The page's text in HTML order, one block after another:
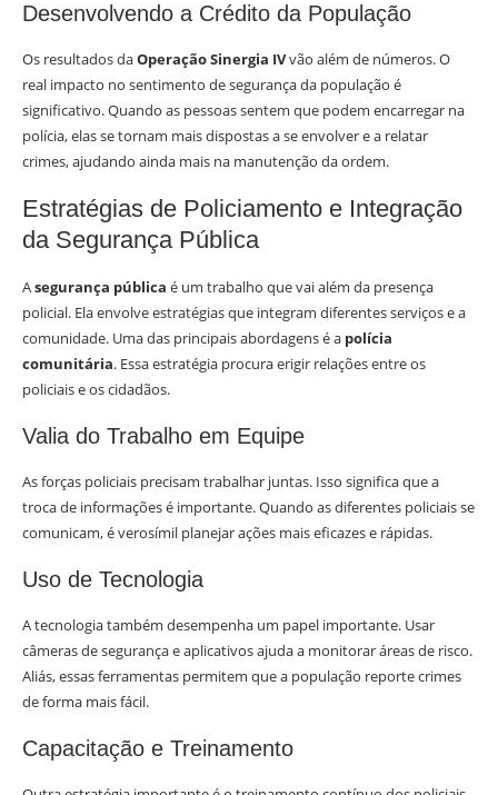
Desenvolvendo a Crédito da População
Os resultados daOperação Sinergia IVvão além de números. O
real impacto no sentimento de segurança da população é
significativo. Quando as pessoas sentem que podem encarregar na
polícia, elas se tornam mais dispostas a se envolver e a relatar
crimes, ajudando ainda mais na manutenção da ordem.
Estratégias de Policiamento e Integração
da Segurança Pública
Asegurança pública é um trabalho que vai além da presença
policial. Ela envolve estratégias que integram diferentes serviços e a
comunidade. Uma das principais abordagens é a polícia
comunitária. Essa estratégia procura erigir relações entre os
policiais e os cidadãos.
Valia do Trabalho em Equipe
As forças policiais precisam trabalhar juntas. Isso significa que a
troca de informações é importante. Quando as diferentes policiais se
comunicam, é verosímil planejar ações mais eficazes e rápidas.
Uso de Tecnologia
A tecnologia também desempenha um papel importante. Usar
câmeras de segurança e aplicativos ajuda a monitorar áreas de risco.
Aliás, essas ferramentas permitem que a população reporte crimes
de forma mais fácil.
Capacitação e Treinamento